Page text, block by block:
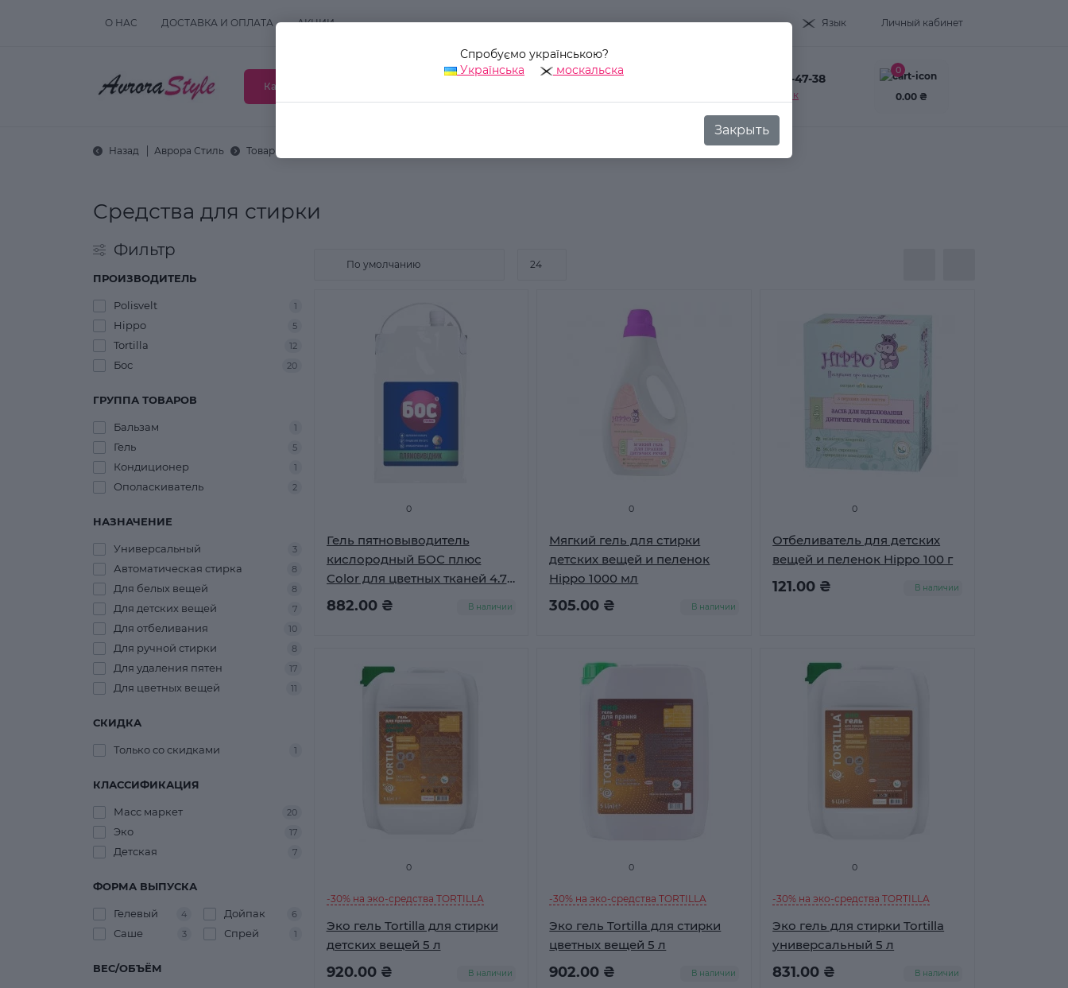
О НАС ДОСТАВКА И ОПЛАТА АКЦИИ Язык Личный кабинет
Каталог товаров
+38(093) 995-47-38
Заказать звонок
0
0.00 ₴
Назад Аврора Стиль Товары для дома
Спробуємо українською?
Українська
москальска
Закрыть
Средства для стирки
Фильтр
ПРОИЗВОДИТЕЛЬ
Polisvelt 1
Hippo 5
Tortilla 12
Бос 20
ГРУППА ТОВАРОВ
Бальзам 1
Гель 5
Кондиционер 1
Ополаскиватель 2
НАЗНАЧЕНИЕ
Универсальный 3
Автоматическая стирка 8
Для белых вещей 8
Для детских вещей 7
Для отбеливания 10
Для ручной стирки 8
Для удаления пятен 17
Для цветных вещей 11
СКИДКА
Только со cкидками 1
КЛАССИФИКАЦИЯ
Масс маркет 20
Эко 17
Детская 7
ФОРМА ВЫПУСКА
Гелевый 4 Дойпак 6
Саше 3 Спрей 1
ВЕС/ОБЪЁМ
0
Гель пятновыводитель
кислородный БОС плюс
Color для цветных тканей 4.7
л
882.00 ₴ В наличии
0
Мягкий гель для стирки
детских вещей и пеленок
Hippo 1000 мл
305.00 ₴ В наличии
0
Отбеливатель для детских
вещей и пеленок Hippo 100 г
121.00 ₴ В наличии
0
-30% на эко-средства TORTILLA
Эко гель Tortilla для стирки
детских вещей 5 л
920.00 ₴ В наличии
0
-30% на эко-средства TORTILLA
Эко гель Tortilla для стирки
цветных вещей 5 л
902.00 ₴ В наличии
0
-30% на эко-средства TORTILLA
Эко гель для стирки Tortilla
универсальный 5 л
831.00 ₴ В наличии